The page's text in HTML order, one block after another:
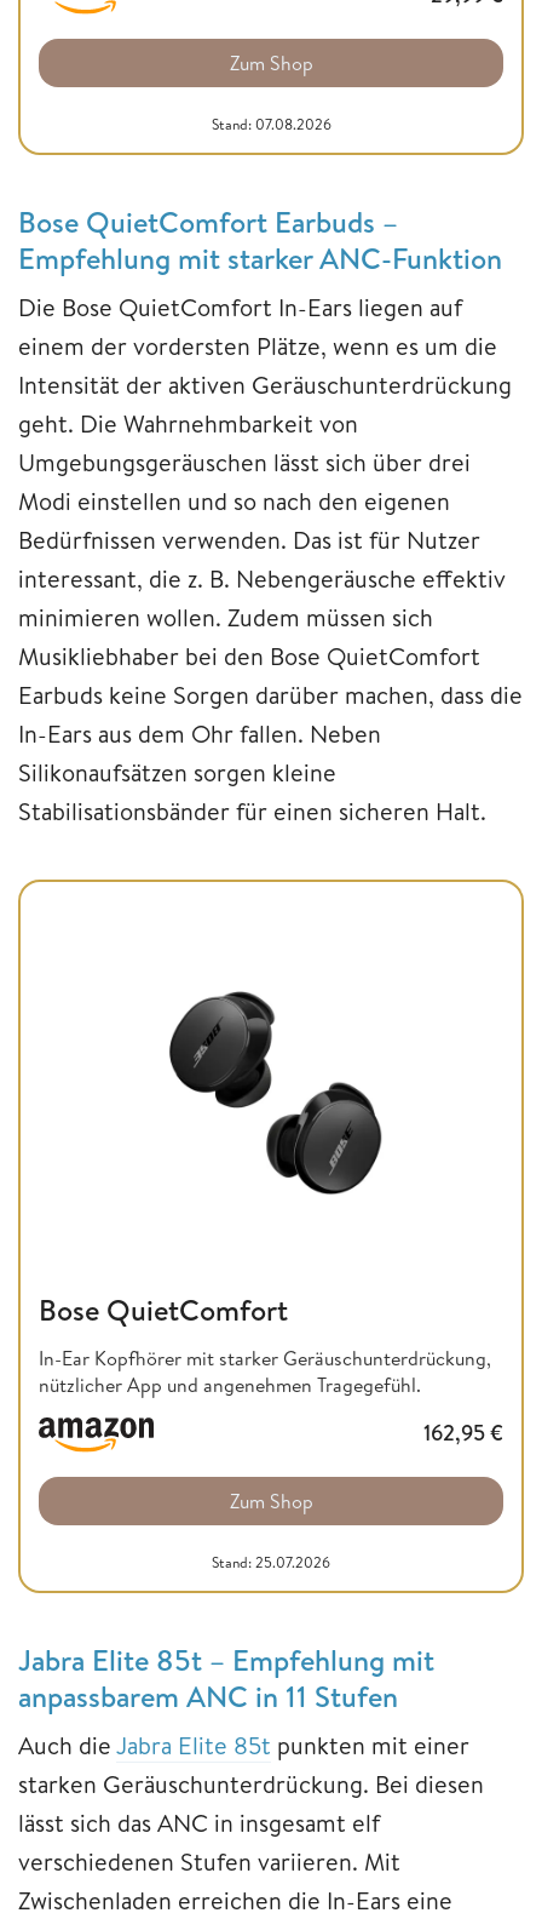
Zum Shop
Stand: 07.08.2026
Bose QuietComfort Earbuds –
Empfehlung mit starker ANC-Funktion
Die Bose QuietComfort In-Ears liegen auf
einem der vordersten Plätze, wenn es um die
Intensität der aktiven Geräuschunterdrückung
geht. Die Wahrnehmbarkeit von
Umgebungsgeräuschen lässt sich über drei
Modi einstellen und so nach den eigenen
Bedürfnissen verwenden. Das ist für Nutzer
interessant, die z. B. Nebengeräusche effektiv
minimieren wollen. Zudem müssen sich
Musikliebhaber bei den Bose QuietComfort
Earbuds keine Sorgen darüber machen, dass die
In-Ears aus dem Ohr fallen. Neben
Silikonaufsätzen sorgen kleine
Stabilisationsbänder für einen sicheren Halt.
Bose QuietComfort
In-Ear Kopfhörer mit starker Geräuschunterdrückung,
nützlicher App und angenehmen Tragegefühl.
162,95€
Zum Shop
Stand: 25.07.2026
Jabra Elite 85t – Empfehlung mit
anpassbarem ANC in 11 Stufen
Auch dieJabra Elite 85t punkten mit einer
starken Geräuschunterdrückung. Bei diesen
lässt sich das ANC in insgesamt elf
verschiedenen Stufen variieren. Mit
Zwischenladen erreichen die In-Ears eine